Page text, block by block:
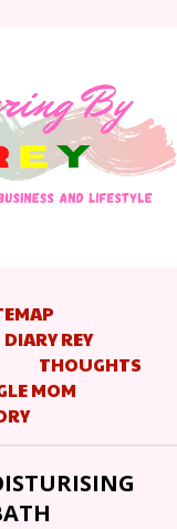
DIARY REY
THOUGHTS
MOM